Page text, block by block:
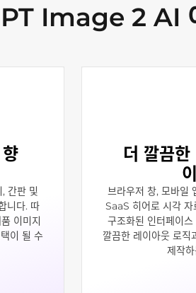
Image 2 AI
간판 및
니다. 따
이미지
이 될 수
더 깔끔한
브라우저 창, 모바일
SaaS 히어로 시각
구조화된 인터페이
깔끔한 레이아웃 로직
제작